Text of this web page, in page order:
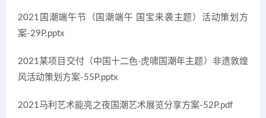
2021国潮端午节（国潮端午 国宝来袭主题）活动策划方
案-29P.pptx
2021某项目交付（中国十二色·虎啸国潮年主题）非遗敦煌
风活动策划方案-55P.pptx
2021马利艺术能亮之夜国潮艺术展览分享方案-52P.pdf